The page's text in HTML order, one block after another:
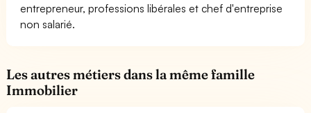
entrepreneur, professions libérales et chef d'entreprise
non salarié.
Les autres métiers dans la même famille
Immobilier